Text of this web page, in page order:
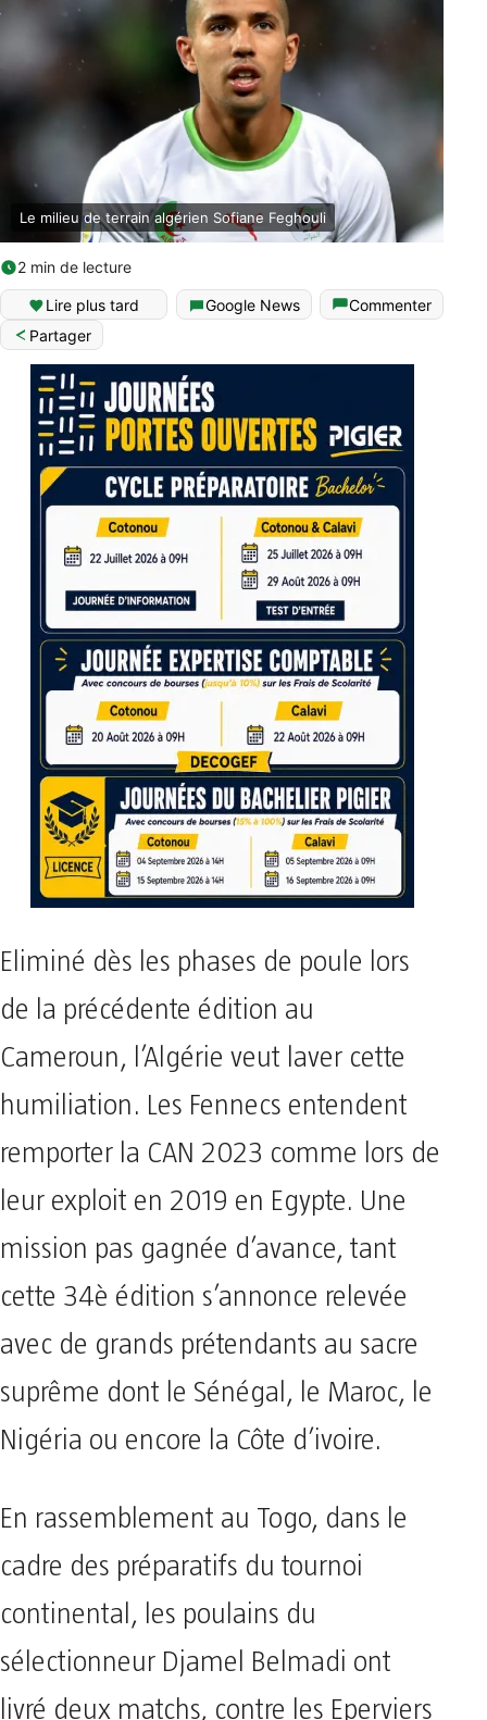
Le milieu de terrain algérien Sofiane Feghouli
2 min de lecture
Lire plus tard Google News
Commenter
Partager
Eliminé dès les phases de poule lors
de la précédente édition au
Cameroun, l’Algérie veut laver cette
humiliation. Les Fennecs entendent
remporter la CAN 2023 comme lors de
leur exploit en 2019 en Egypte. Une
mission pas gagnée d’avance, tant
cette 34è édition s’annonce relevée
avec de grands prétendants au sacre
suprême dont le Sénégal, le Maroc, le
Nigéria ou encore la Côte d’ivoire.
En rassemblement au Togo, dans le
cadre des préparatifs du tournoi
continental, les poulains du
sélectionneur Djamel Belmadi ont
livré deux matchs, contre les Eperviers